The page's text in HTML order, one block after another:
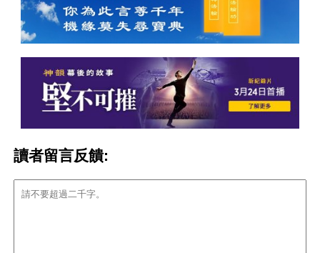
讀者留言反饋: